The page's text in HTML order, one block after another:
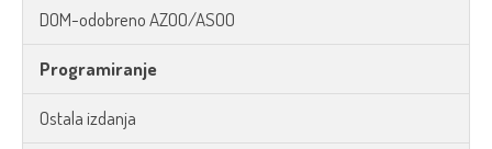
DOM-odobreno AZOO/ASOO
Programiranje
Ostala izdanja